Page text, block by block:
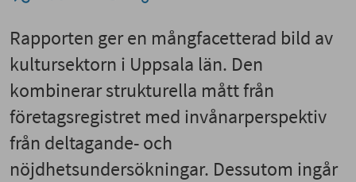
Rapporten ger en mångfacetterad bild av
kultursektorn i Uppsala län. Den
kombinerar strukturella mått från
företagsregistret med invånarperspektiv
från deltagande- och
nöjdhetsundersökningar. Dessutom ingår